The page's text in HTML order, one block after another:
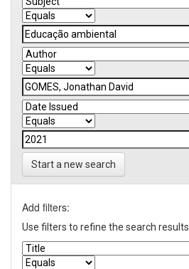
Start a new search
Add filters:
Use filters to refine the search results.